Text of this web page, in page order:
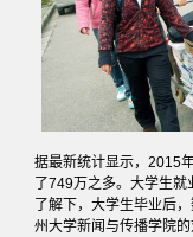
据最新统计显示，2015
了749万之多。大学生
了解下，大学生毕业后
州大学新闻与传播学院